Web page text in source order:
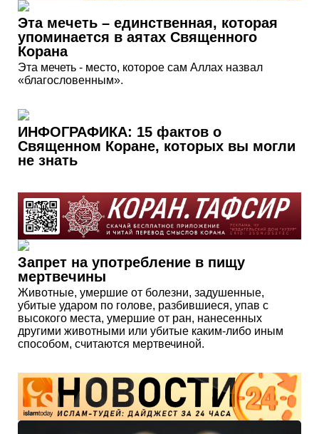
Эта мечеть – единственная, которая
упоминается в аятах Священного
Корана
Эта мечеть - место, которое сам Аллах назвал
«благословенным».
ИНФОГРАФИКА: 15 фактов о
Священном Коране, которых вы могли
не знать
Запрет на употребление в пищу
мертвечины
Животные, умершие от болезни, задушенные,
убитые ударом по голове, разбившиеся, упав с
высокого места, умершие от ран, нанесенных
другими животными или убитые каким-либо иным
способом, считаются мертвечиной.